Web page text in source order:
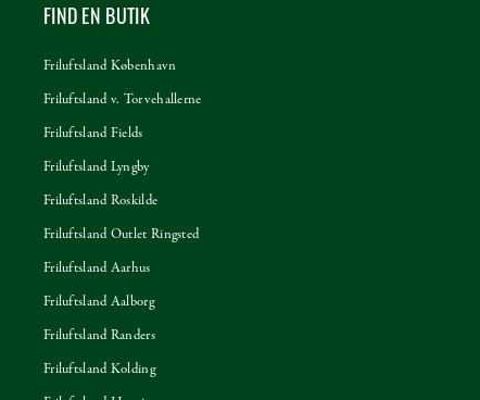
FIND EN BUTIK
Friluftsland København
Friluftsland v. Torvehallerne
Friluftsland Fields
Friluftsland Lyngby
Friluftsland Roskilde
Friluftsland Outlet Ringsted
Friluftsland Aarhus
Friluftsland Aalborg
Friluftsland Randers
Friluftsland Kolding